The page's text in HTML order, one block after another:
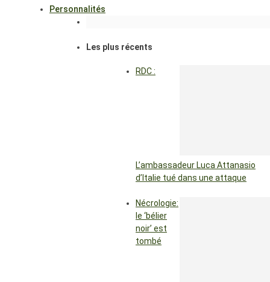
Personnalités
Les plus récents
RDC :
L’ambassadeur Luca Attanasio
d’Italie tué dans une attaque
Nécrologie:
le ‘bélier
noir’ est
tombé